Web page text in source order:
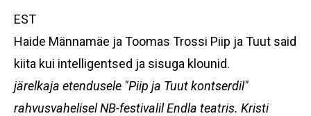
EST
Haide Männamäe ja Toomas Trossi Piip ja Tuut said
kiita kui intelligentsed ja sisuga klounid.
järelkaja etendusele "Piip ja Tuut kontserdil"
rahvusvahelisel NB-festivalil Endla teatris. Kristi